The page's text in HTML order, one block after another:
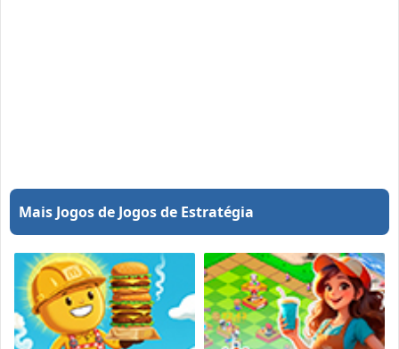
Mais Jogos de Jogos de Estratégia